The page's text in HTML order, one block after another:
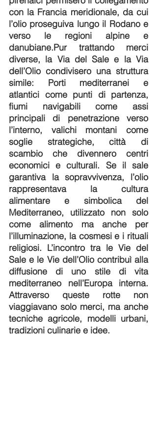
con la Francia meridionale, da cui
l’olio proseguiva lungo il Rodano e
verso le regioni alpine e
danubiane.Pur trattando merci
diverse, la Via del Sale e la Via
dell’Olio condivisero una struttura
simile: Porti mediterranei e
atlantici come punti di partenza,
fiumi navigabili come assi
principali di penetrazione verso
l’interno, valichi montani come
soglie strategiche, città di
scambio che divennero centri
economici e culturali. Se il sale
garantiva la sopravvivenza, l’olio
rappresentava la cultura
alimentare e simbolica del
Mediterraneo, utilizzato non solo
come alimento ma anche per
l’illuminazione, la cosmesi e i rituali
religiosi. L’incontro tra le Vie del
Sale e le Vie dell’Olio contribuì alla
diffusione di uno stile di vita
mediterraneo nell’Europa interna.
Attraverso queste rotte non
viaggiavano solo merci, ma anche
tecniche agricole, modelli urbani,
tradizioni culinarie e idee.